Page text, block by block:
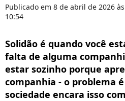
Publicado em 8 de abril de 2026 às
10:54
Solidão é quando você
falta de alguma
estar sozinho porque
companhia - o problema
sociedade encara isso